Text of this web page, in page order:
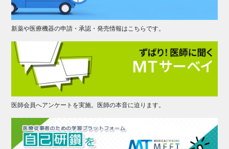
新薬や医療機器の申請・承認・発売情報はこちらです。
医師会員へアンケートを実施。医師の本音に迫ります。